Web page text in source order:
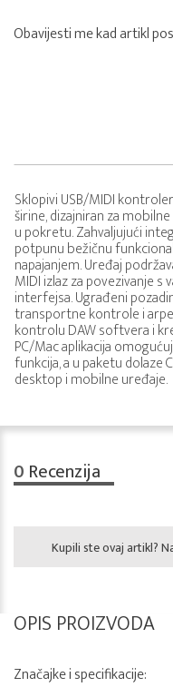
Obavijesti me kad artikl
Sklopivi USB/MIDI
širine, dizajniran za
u pokretu. Zahvaljujući
potpunu bežičnu
napajanjem. Uređaj
MIDI izlaz za povezivanje
interfejsa. Ugrađeni
transportne kontrole i
kontrolu DAW softvera i
PC/Mac aplikacija
funkcija, a u paketu dolaze
desktop i mobilne uređaje.
0 Recenzija
Kupili ste ovaj artikl?
OPIS PROIZVODA
Značajke i specifikacije: